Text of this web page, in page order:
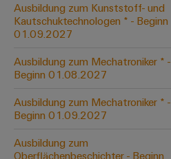
Sicherer
Betrieb
mit
Lösungen
für
Prozessindustrie
Mehr
Ressourceneffizienz
Industrial
IoT
Industrial
Security
Industrial
Service
Platform
Industrial
Ethernet
Touch-
Panels
Engineering-
Visualisierungstools
Digitale
Bestellmöglichkeiten
eShop
OCI-
finden
Solution
Partner
-
Systemintegratoren
Messen
Stellenbörse
Ausbildung zum Kunststoff- und
Kautschuktechnologen * - Beginn
01.09.2027
Ausbildung zum Mechatroniker * -
Beginn 01.08.2027
Ausbildung zum Mechatroniker * -
Beginn 01.09.2027
Ausbildung zum
Oberflächenbeschichter - Beginn